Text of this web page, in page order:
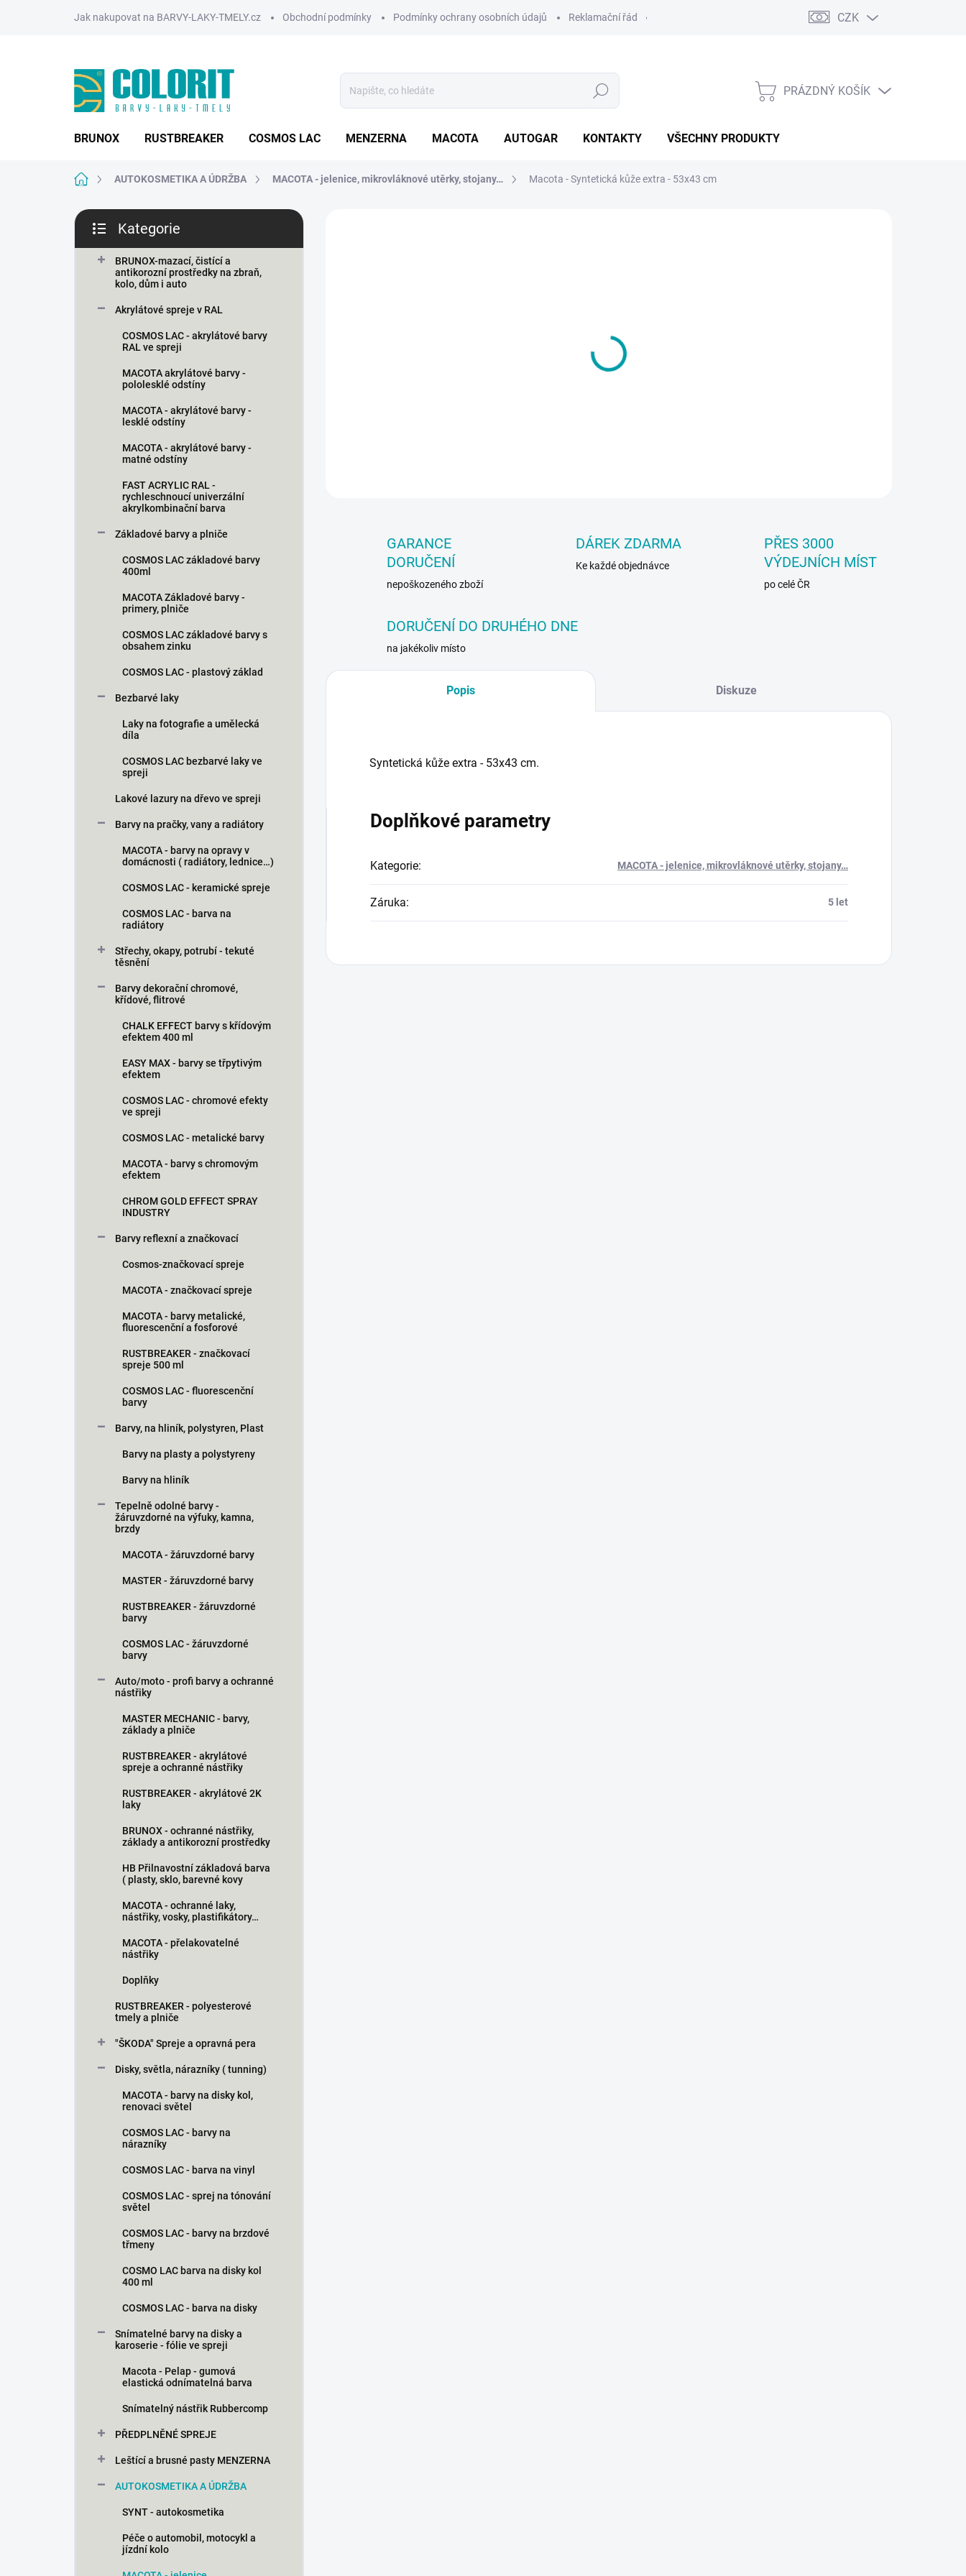
Jak nakupovat na BARVY-LAKY-TMELY.cz Obchodní podmínky Podmínky ochrany osobních údajů Reklamační řád CZK
Hledat
NÁKUPNÍ
PRÁZDNÝ KOŠÍK
BRUNOX RUSTBREAKER COSMOS LAC MENZERNA MACOTA AUTOGAR KONTAKTY VŠECHNY PRODUKTY
Domů AUTOKOSMETIKA A ÚDRŽBA MACOTA - jelenice, mikrovláknové utěrky, stojany… Macota - Syntetická kůže extra - 53x43 cm
P
s
kategorie
Kategorie
BRUNOX-mazací, čistící a
antikorozní prostředky na zbraň,
kolo, dům i auto
Akrylátové spreje v RAL
COSMOS LAC - akrylátové barvy
RAL ve spreji
MACOTA akrylátové barvy -
pololesklé odstíny
MACOTA - akrylátové barvy -
lesklé odstíny
MACOTA - akrylátové barvy -
matné odstíny
FAST ACRYLIC RAL -
rychleschnoucí univerzální
akrylkombinační barva
Základové barvy a plniče
COSMOS LAC základové barvy
400ml
MACOTA Základové barvy -
primery, plniče
COSMOS LAC základové barvy s
obsahem zinku
COSMOS LAC - plastový základ
Bezbarvé laky
Laky na fotografie a umělecká
díla
COSMOS LAC bezbarvé laky ve
spreji
Lakové lazury na dřevo ve spreji
Barvy na pračky, vany a radiátory
MACOTA - barvy na opravy v
domácnosti ( radiátory, lednice…)
COSMOS LAC - keramické spreje
COSMOS LAC - barva na
radiátory
Střechy, okapy, potrubí - tekuté
těsnění
Barvy dekorační chromové,
křídové, flitrové
CHALK EFFECT barvy s křídovým
efektem 400 ml
EASY MAX - barvy se třpytivým
efektem
COSMOS LAC - chromové efekty
ve spreji
COSMOS LAC - metalické barvy
MACOTA - barvy s chromovým
efektem
CHROM GOLD EFFECT SPRAY
INDUSTRY
Barvy reflexní a značkovací
Cosmos-značkovací spreje
MACOTA - značkovací spreje
MACOTA - barvy metalické,
fluorescenční a fosforové
RUSTBREAKER - značkovací
spreje 500 ml
COSMOS LAC - fluorescenční
barvy
Barvy, na hliník, polystyren, Plast
Barvy na plasty a polystyreny
Barvy na hliník
Tepelně odolné barvy -
žáruvzdorné na výfuky, kamna,
brzdy
MACOTA - žáruvzdorné barvy
MASTER - žáruvzdorné barvy
RUSTBREAKER - žáruvzdorné
barvy
COSMOS LAC - žáruvzdorné
barvy
Auto/moto - profi barvy a ochranné
nástřiky
MASTER MECHANIC - barvy,
základy a plniče
RUSTBREAKER - akrylátové
spreje a ochranné nástřiky
RUSTBREAKER - akrylátové 2K
laky
BRUNOX - ochranné nástřiky,
základy a antikorozní prostředky
HB Přilnavostní základová barva
( plasty, sklo, barevné kovy
MACOTA - ochranné laky,
nástřiky, vosky, plastifikátory…
MACOTA - přelakovatelné
nástřiky
Doplňky
RUSTBREAKER - polyesterové
tmely a plniče
"ŠKODA" Spreje a opravná pera
Disky, světla, nárazníky ( tunning)
MACOTA - barvy na disky kol,
renovaci světel
COSMOS LAC - barvy na
nárazníky
COSMOS LAC - barva na vinyl
COSMOS LAC - sprej na tónování
světel
COSMOS LAC - barvy na brzdové
třmeny
COSMO LAC barva na disky kol
400 ml
COSMOS LAC - barva na disky
Snímatelné barvy na disky a
karoserie - fólie ve spreji
Macota - Pelap - gumová
elastická odnímatelná barva
Snímatelný nástřik Rubbercomp
PŘEDPLNĚNÉ SPREJE
Leštící a brusné pasty MENZERNA
AUTOKOSMETIKA A ÚDRŽBA
SYNT - autokosmetika
Péče o automobil, motocykl a
jízdní kolo
GARANCE
DORUČENÍ
nepoškozeného zboží
DÁREK ZDARMA
Ke každé objednávce
PŘES 3000
VÝDEJNÍCH MÍST
po celé ČR
DORUČENÍ DO DRUHÉHO DNE
na jakékoliv místo
Popis Diskuze
Syntetická kůže extra - 53x43 cm.
Doplňkové parametry
Kategorie: MACOTA - jelenice, mikrovláknové utěrky, stojany…
Záruka: 5 let